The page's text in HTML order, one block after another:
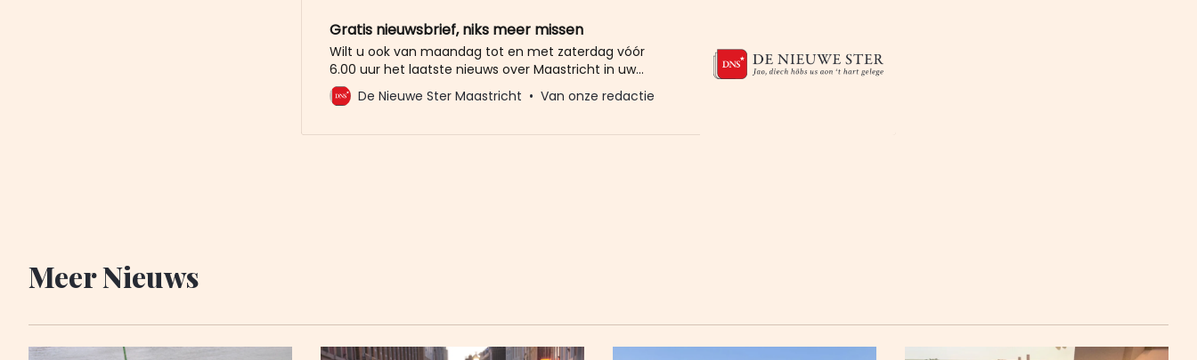
Gratis nieuwsbrief, niks meer missen
Wilt u ook van maandag tot en met zaterdag vóór
6.00 uur het laatste nieuws over Maastricht in uw
mailbox? Meld u dan gratis aan voor de nieuwbrief van
De Nieuwe Ster. Meer dan 20.000 trouwe lezers gingen
De Nieuwe Ster Maastricht Van onze redactie
Meer Nieuws